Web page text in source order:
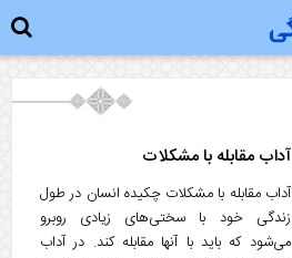
آداب مقابله با مشکلات
آداب مقابله با مشکلات چکیده انسان در طول
زندگی خود با سختی‌های زیادی روبرو
می‌شود که باید با آنها مقابله کند. در آداب